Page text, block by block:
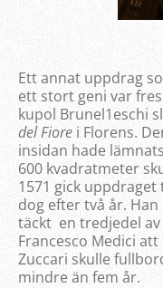
Ett annat uppdrag
ett stort geni var
kupol Brunel1eschi
del Fiore i Florens.
insidan hade
600 kvadratmeter
1571 gick
dog efter två år.
täckt en tredjedel
Francesco Medici
Zuccari skulle
mindre än fem år.